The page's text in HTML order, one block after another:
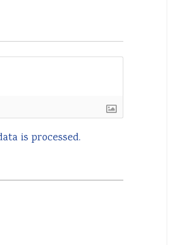
is processed.